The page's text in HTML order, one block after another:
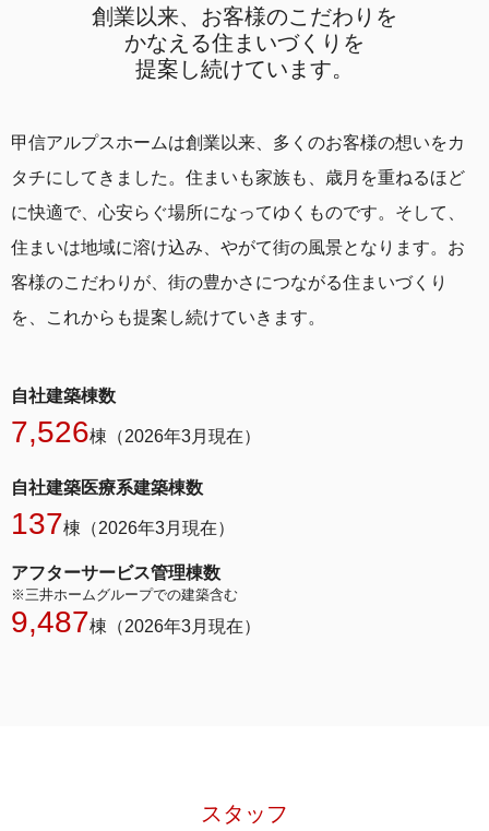
創業以来、お客様のこだわりを
かなえる住まいづくりを
提案し続けています。
甲信アルプスホームは創業以来、多くのお客様の想いをカ
タチにしてきました。住まいも家族も、歳月を重ねるほど
に快適で、心安らぐ場所になってゆくものです。そして、
住まいは地域に溶け込み、やがて街の風景となります。お
客様のこだわりが、街の豊かさにつながる住まいづくり
を、これからも提案し続けていきます。
自社建築棟数
7,526棟（2026年3月現在）
自社建築医療系建築棟数
137棟（2026年3月現在）
アフターサービス管理棟数
※三井ホームグループでの建築含む
9,487棟（2026年3月現在）
スタッフ